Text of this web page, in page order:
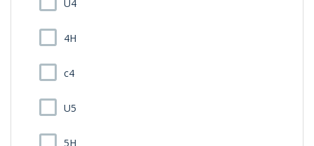
U4
4H
c4
U5
5H